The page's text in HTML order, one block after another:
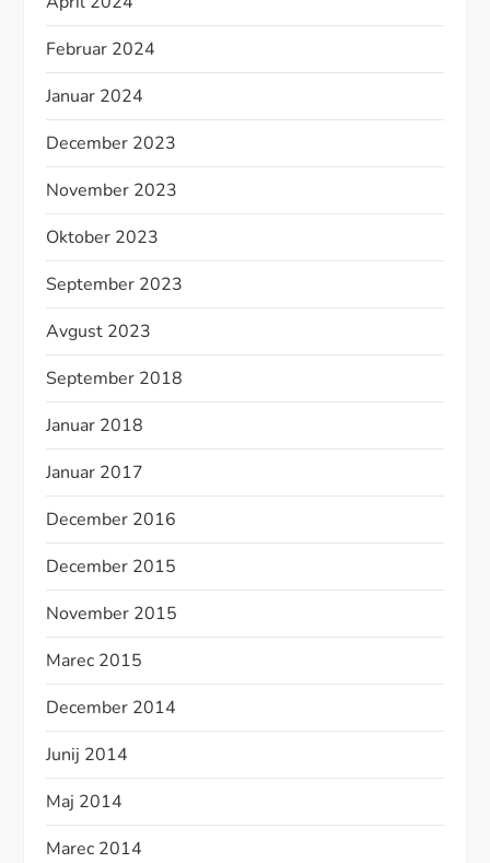
Februar 2024
Januar 2024
December 2023
November 2023
Oktober 2023
September 2023
Avgust 2023
September 2018
Januar 2018
Januar 2017
December 2016
December 2015
November 2015
Marec 2015
December 2014
Junij 2014
Maj 2014
Marec 2014